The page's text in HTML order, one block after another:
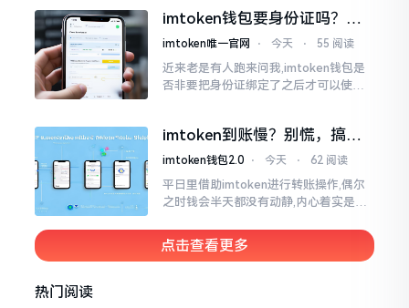
你仅有干巴巴等待其一途。
imtoken钱包要身份证吗？别
慌，看完这篇就懂了
imtoken唯一官网 ⋅ 今天 ⋅ 55 阅读
近来老是有人跑来问我,imtoken钱包是
否非要把身份证绑定了之后才可以使用
清楚了
imtoken到账慢？别慌，搞懂
这几点比啥都强
imtoken钱包2.0 ⋅ 今天 ⋅ 62 阅读
平日里借助imtoken进行转账操作,偶尔
之时钱会半天都没有动静,内心着实是挺
真的并非是它独自就能决定的。区块链
这个东西呢
点击查看更多
热门阅读